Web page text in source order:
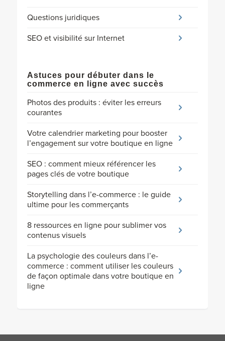
Questions juridiques
SEO et visibilité sur Internet
Astuces pour débuter dans le
commerce en ligne avec succès
Photos des produits : éviter les erreurs
courantes
Votre calendrier marketing pour booster
l’engagement sur votre boutique en ligne
SEO : comment mieux référencer les
pages clés de votre boutique
Storytelling dans l’e-commerce : le guide
ultime pour les commerçants
8 ressources en ligne pour sublimer vos
contenus visuels
La psychologie des couleurs dans l’e-
commerce : comment utiliser les couleurs
de façon optimale dans votre boutique en
ligne